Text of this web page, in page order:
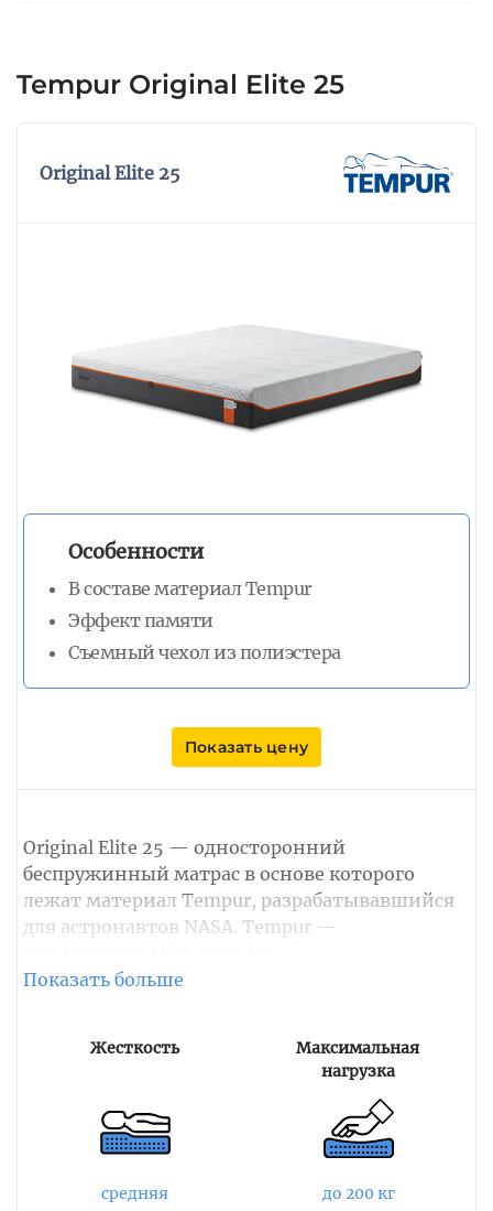
Tempur Original Elite 25
Original Elite 25
Особенности
В составе материал Tempur
Эффект памяти
Съемный чехол из полиэстера
Показать цену
Original Elite 25 — односторонний
беспружинный матрас в основе которого
лежат материал Tempur, разрабатывавшийся
для астронавтов NASA. Tempur —
подстраивающийся под контуры тела
дискомфорт в точках усиленного давления,
благодаря чему человек может легко
принимать любые удобные позы, быстро
расслабляться и засыпать, без нарушения
правильного анатомического положения.
Жесткость
средняя
Максимальная
нагрузка
до 200 кг